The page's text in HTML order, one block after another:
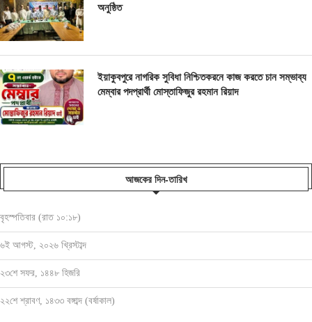
অনুষ্ঠিত
ইয়াকুবপুরে নাগরিক সুবিধা নিশ্চিতকরনে কাজ করতে চান সম্ভাব্য
মেম্বার পদপ্রার্থী মোস্তাফিজুর রহমান রিয়াদ
আজকের দিন-তারিখ
বৃহস্পতিবার (রাত ১০:১৮)
৬ই আগস্ট, ২০২৬ খ্রিস্টাব্দ
২৩শে সফর, ১৪৪৮ হিজরি
২২শে শ্রাবণ, ১৪৩৩ বঙ্গাব্দ (বর্ষাকাল)